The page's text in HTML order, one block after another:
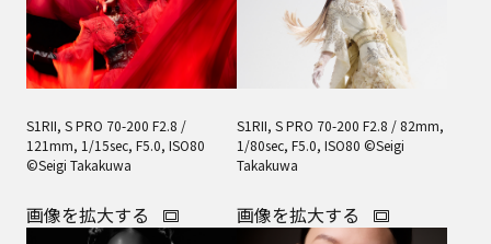
S1RII, S PRO 70-200 F2.8 /
121mm, 1/15sec, F5.0, ISO80
©Seigi Takakuwa
画像を拡大する
S1RII, S PRO 70-200 F2.8 / 82mm,
1/80sec, F5.0, ISO80 ©Seigi
Takakuwa
画像を拡大する